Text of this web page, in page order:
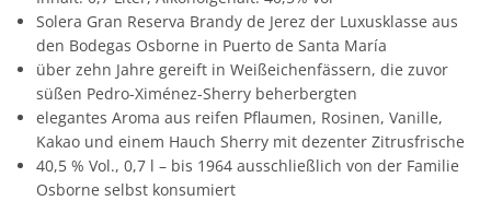
Solera Gran Reserva Brandy de Jerez der Luxusklasse aus
den Bodegas Osborne in Puerto de Santa María
über zehn Jahre gereift in Weißeichenfässern, die zuvor
süßen Pedro-Ximénez-Sherry beherbergten
elegantes Aroma aus reifen Pflaumen, Rosinen, Vanille,
Kakao und einem Hauch Sherry mit dezenter Zitrusfrische
40,5 % Vol., 0,7 l – bis 1964 ausschließlich von der Familie
Osborne selbst konsumiert